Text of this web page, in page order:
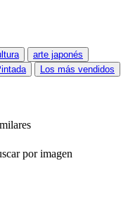
arte japonés
Los más vendidos
por imagen